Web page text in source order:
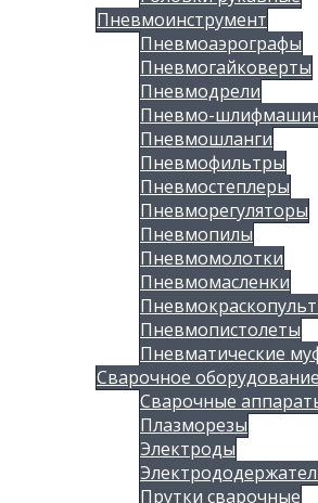
Пневмоинструмент
Пневмоаэрографы
Пневмогайковерты
Пневмодрели
Пневмо-
Пневмошланги
Пневмофильтры
Пневмостеплеры
Пневморегуляторы
Пневмопилы
Пневмомолотки
Пневмомасленки
Пневмопистолеты
Пневматические
Сварочное оборудование
Сварочные
Плазморезы
Электроды
Прутки сварочные